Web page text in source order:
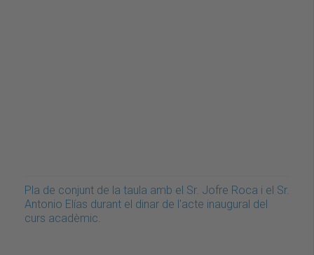
Pla de conjunt de la taula amb el Sr. Jofre Roca i el Sr.
Antonio Elías durant el dinar de l'acte inaugural del
curs acadèmic.